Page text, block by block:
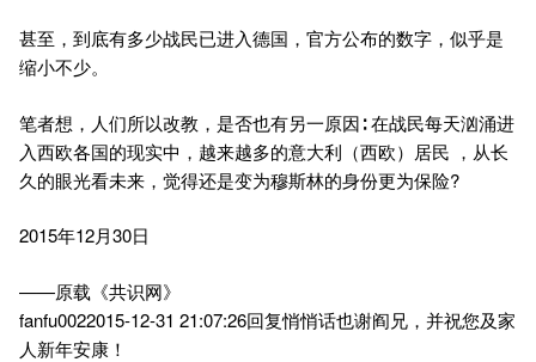
甚至，到底有多少战民已进入德国，官方公布的数字，似乎是
缩小不少。
笔者想，人们所以改教，是否也有另一原因∶ 在战民每天汹涌进
入西欧各国的现实中，越来越多的意大利（西欧）居民 ，从长
久的眼光看未来，觉得还是变为穆斯林的身份更为保险?
2015年12月30日
——原载《共识网》
fanfu0022015-12-31 21:07:26回复悄悄话也谢阎兄，并祝您及家
人新年安康！